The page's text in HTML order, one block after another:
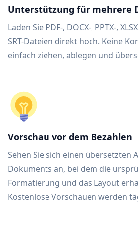
Unterstützung für mehrere
Laden Sie PDF-, DOCX-, PPTX-,
SRT-Dateien direkt hoch. Keine
einfach ziehen, ablegen und
Vorschau vor dem Bezahlen
Sehen Sie sich einen übersetzten
Dokuments an, bei dem die
Formatierung und das Layout
Kostenlose Vorschauen werden